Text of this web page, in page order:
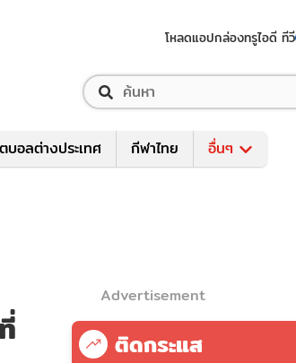
โหลดแอปกล่องทรูไอดี ทีวี
บอลต่างประเทศ กีฬาไทย อื่นๆ
Advertisement
ติดกระแส